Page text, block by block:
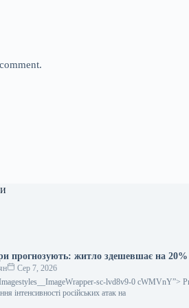
прогнозують: житло здешевшає на
Сер 7, 2026
sc-lvd8v9-0 cWMVnY”>
інтенсивності російських атак на